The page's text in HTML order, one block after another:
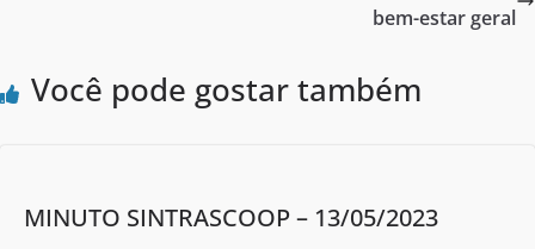
bem-estar geral
Você pode gostar também
MINUTO SINTRASCOOP – 13/05/2023